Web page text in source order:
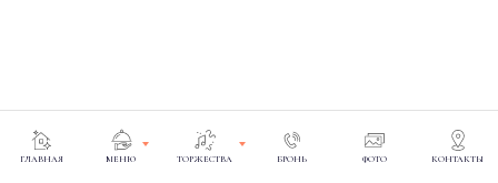
ГЛАВНАЯ МЕНЮ ТОРЖЕСТВА БРОНЬ ФОТО КОНТАКТЫ